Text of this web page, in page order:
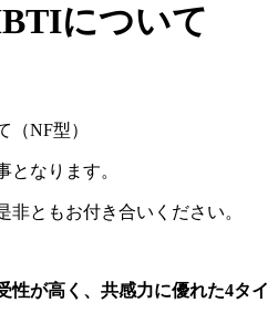
について
なります。
ともお付き合いください。
性が高く、共感力に優れた4タイ